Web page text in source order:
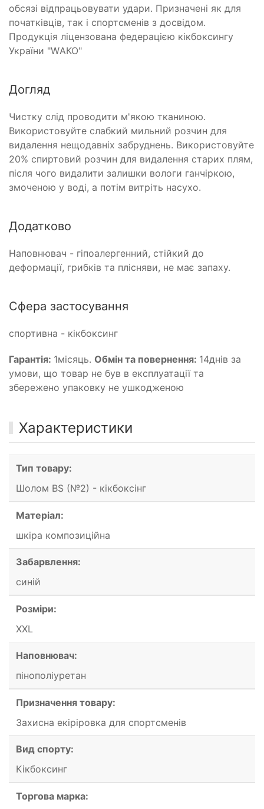
обсязі відпрацьовувати удари. Призначені як для
початківців, так і спортсменів з досвідом.
Продукція ліцензована федерацією кікбоксингу
України "WАКО"
Догляд
Чистку слід проводити м'якою тканиною.
Використовуйте слабкий мильний розчин для
видалення нещодавніх забруднень. Використовуйте
20% спиртовий розчин для видалення старих плям,
після чого видалити залишки вологи ганчіркою,
змоченою у воді, а потім витріть насухо.
Додатково
Наповнювач - гіпоалергенний, стійкий до
деформації, грибків та плісняви, не має запаху.
Сфера застосування
спортивна - кікбоксинг
Гарантія: 1місяць. Обмін та повернення: 14днів за
умови, що товар не був в експлуатації та
збережено упаковку не ушкодженою
Характеристики
Тип товару:
Шолом BS (№2) - кікбоксінг
Матеріал:
шкіра композиційна
Забарвлення:
синій
Розміри:
XXL
Наповнювач:
пінополіуретан
Призначення товару:
Захисна екіріровка для спортсменів
Вид спорту:
Кікбоксинг
Торгова марка: